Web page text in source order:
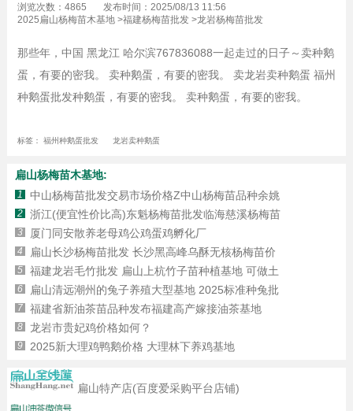
浏览次数：4865
发布时间：2025/08/13 11:56
2025扁山杨梅苗木基地>福建杨梅苗批发>龙岩杨梅苗批发
那些年，中国 黑龙江 哈尔滨767836088一起走过的日子～卖种鹅
蛋，有要的密我。 卖种鹅蛋，有要的密我。 卖龙岩卖种鹅蛋 福州
种鹅蛋批发种鹅蛋，有要的密我。 卖种鹅蛋，有要的密我。
标签： 福州种鹅蛋批发 龙岩卖种鹅蛋
扁山杨梅苗木基地:
1 中山杨梅苗批发交易市场价格Z中山杨梅苗品种余姚
2 浙江(便宜性价比高)东魁杨梅苗批发临海慈溪杨梅苗
3 厦门同安散养老母鸡公鸡蛋鸡孵化厂
4 扁山长沙杨梅苗批发 长沙黑高峰乌酥无核杨梅苗价
5 福建龙岩毛竹批发 扁山上杭竹子苗种植基地 可做土
6 扁山清远潮州的兔子养殖大型基地 2025标准种兔批
7 福建省新油茶苗品种发布福建高产嫁接油茶基地
8 龙岩市贵妃鸡价格如何？
9 2025新大理鸡鸭鹅价格 大理林下养鸡基地
扁山特产店(百度爱采购平台店铺)